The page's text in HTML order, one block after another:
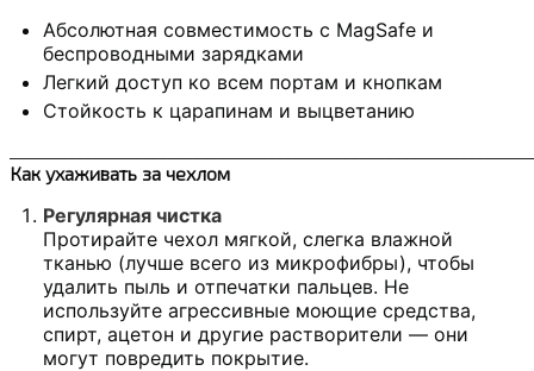
Абсолютная совместимость с MagSafe и
беспроводными зарядками
Легкий доступ ко всем портам и кнопкам
Стойкость к царапинам и выцветанию
Как ухаживать за чехлом
Регулярная чистка
Протирайте чехол мягкой, слегка влажной
тканью (лучше всего из микрофибры), чтобы
удалить пыль и отпечатки пальцев. Не
используйте агрессивные моющие средства,
спирт, ацетон и другие растворители — они
могут повредить покрытие.